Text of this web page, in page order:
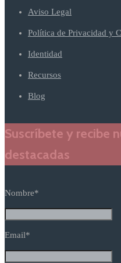
Aviso Legal
Política de Privacidad y
Identidad
Recursos
Blog
Suscríbete y recibe
destacadas
Nombre*
Email*